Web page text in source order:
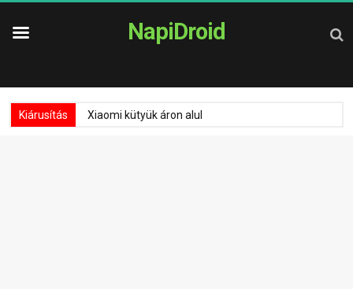
NapiDroid
Kiárusítás Xiaomi kütyük áron alul